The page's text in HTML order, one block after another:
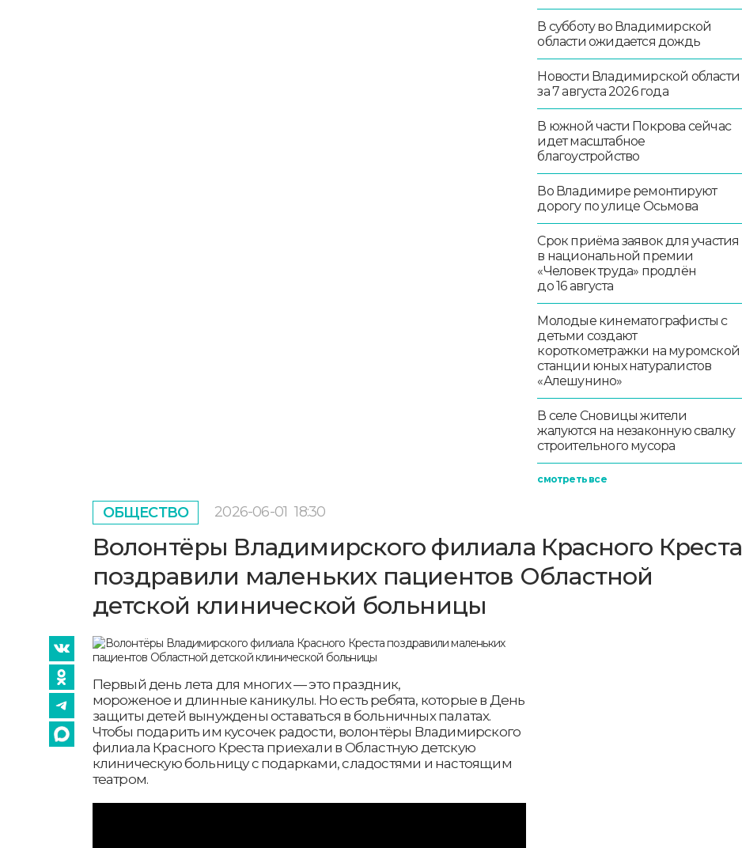
В субботу во Владимирской
области ожидается дождь
Новости Владимирской области
за 7 августа 2026 года
В южной части Покрова сейчас
идет масштабное
благоустройство
Во Владимире ремонтируют
дорогу по улице Осьмова
Срок приёма заявок для участия
в национальной премии
«Человек труда» продлён
до 16 августа
Молодые кинематографисты с
детьми создают
короткометражки на муромской
станции юных натуралистов
«Алешунино»
В селе Сновицы жители
жалуются на незаконную свалку
строительного мусора
смотреть все
ОБЩЕСТВО 2026-06-01 18:30
Волонтёры Владимирского филиала Красного Креста
поздравили маленьких пациентов Областной
детской клинической больницы
Первый день лета для многих — это праздник,
мороженое и длинные каникулы. Но есть ребята, которые в День
защиты детей вынуждены оставаться в больничных палатах.
Чтобы подарить им кусочек радости, волонтёры Владимирского
филиала Красного Креста приехали в Областную детскую
клиническую больницу с подарками, сладостями и настоящим
театром.